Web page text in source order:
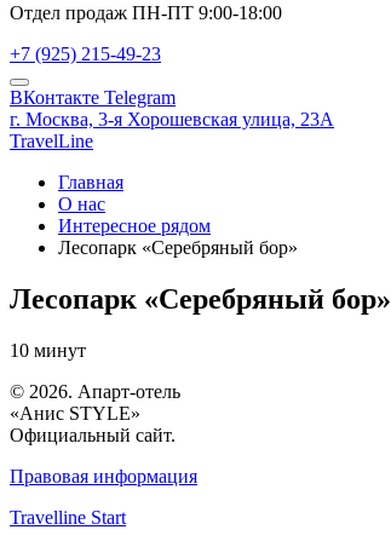
Отдел продаж ПН-ПТ 9:00-18:00
+7 (925) 215-49-23
ВКонтакте Telegram
г. Москва, 3-я Хорошевская улица, 23А
TravelLine
Главная
О нас
Интересное рядом
Лесопарк «Серебряный бор»
Лесопарк «Серебряный бор»
10 минут
© 2026. Апарт-отель
«Анис STYLE»
Официальный сайт.
Правовая информация
Travelline Start